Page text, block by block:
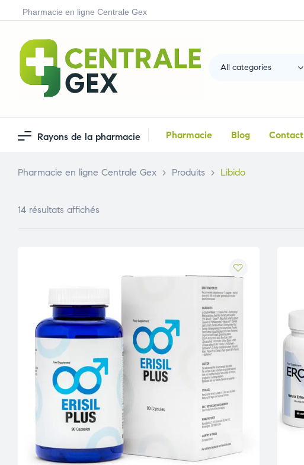
Pharmacie en ligne Centrale Gex
All categories
Rayons de la pharmacie Pharmacie Blog Contact
Pharmacie en ligne Centrale Gex > Produits > Libido
14 résultats affichés